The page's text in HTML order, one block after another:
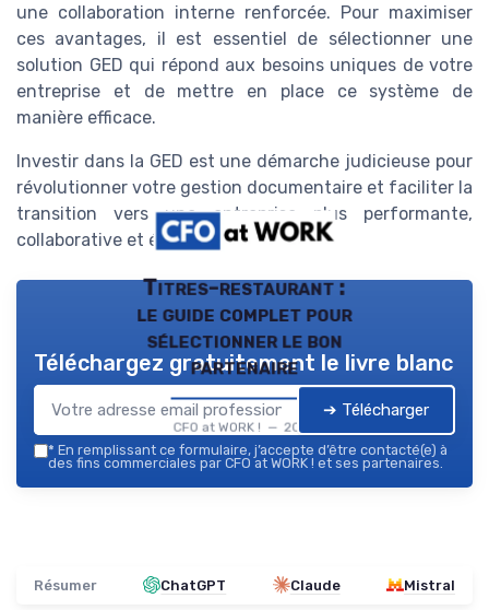
une collaboration interne renforcée. Pour maximiser
ces avantages, il est essentiel de sélectionner une
solution GED qui répond aux besoins uniques de votre
entreprise et de mettre en place ce système de
manière efficace.
Investir dans la GED est une démarche judicieuse pour
révolutionner votre gestion documentaire et faciliter la
transition vers une entreprise plus performante,
collaborative et écologique.
Titres-restaurant :
le guide complet pour
sélectionner le bon
partenaire
CFO at WORK ! — 2026
Téléchargez gratuitement le livre blanc
➔ Télécharger
* En remplissant ce formulaire, j’accepte d’être contacté(e) à
des fins commerciales par CFO at WORK ! et ses partenaires.
Résumer ChatGPT Claude Mistral